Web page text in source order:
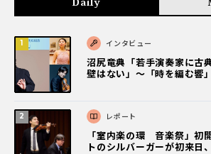
インタビュー
沼尻竜典「若手演奏家に古
壁はない」～「時を編む響
レポート
「室内楽の環 音楽祭」初
トのシルバーガーが初来日